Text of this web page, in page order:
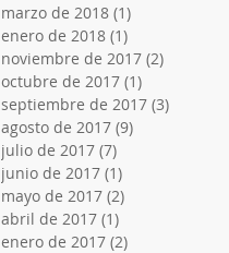
marzo de 2018 (1)
enero de 2018 (1)
noviembre de 2017 (2)
octubre de 2017 (1)
septiembre de 2017 (3)
agosto de 2017 (9)
julio de 2017 (7)
junio de 2017 (1)
mayo de 2017 (2)
abril de 2017 (1)
enero de 2017 (2)